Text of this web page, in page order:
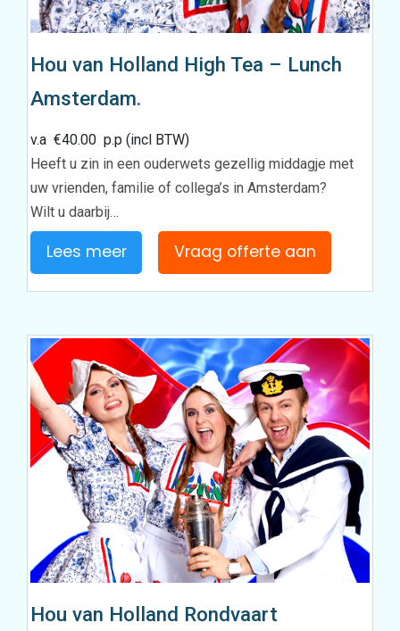
Hou van Holland High Tea – Lunch
Amsterdam.
v.a€40.00 p.p (incl BTW)
Heeft u zin in een ouderwets gezellig middagje met
uw vrienden, familie of collega’s in Amsterdam?
Wilt u daarbij…
Lees meer Vraag offerte aan
Hou van Holland Rondvaart